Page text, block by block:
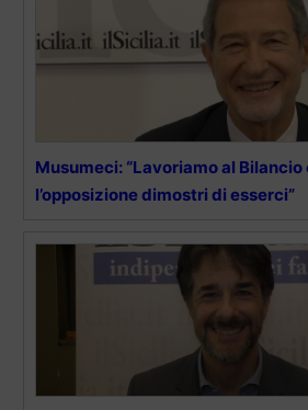
Musumeci: “Lavoriamo al Bilancio
l’opposizione dimostri di esserci”